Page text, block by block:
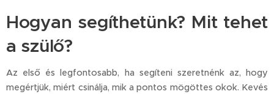
Hogyan segíthetünk? Mit tehet
a szülő?
Az első és legfontosabb, ha segíteni szeretnénk az, hogy
megértjük, miért csinálja, mik a pontos mögöttes okok. Kevés